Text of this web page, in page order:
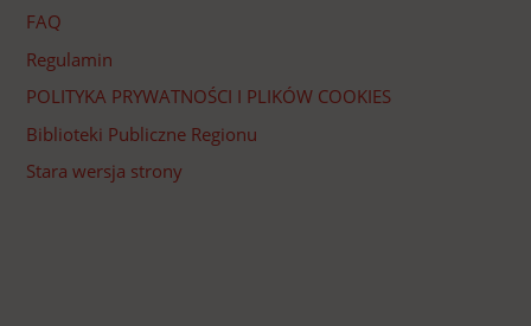
FAQ
Regulamin
POLITYKA PRYWATNOŚCI I PLIKÓW COOKIES
Biblioteki Publiczne Regionu
Stara wersja strony